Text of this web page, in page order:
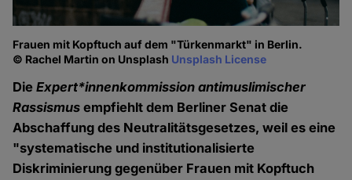
Frauen mit Kopftuch auf dem "Türkenmarkt" in Berlin.
© Rachel Martin on Unsplash Unsplash License
DieExpert*innenkommission antimuslimischer
Rassismus empfiehlt dem Berliner Senat die
Abschaffung des Neutralitätsgesetzes, weil es eine
"systematische und institutionalisierte
Diskriminierung gegenüber Frauen mit Kopftuch